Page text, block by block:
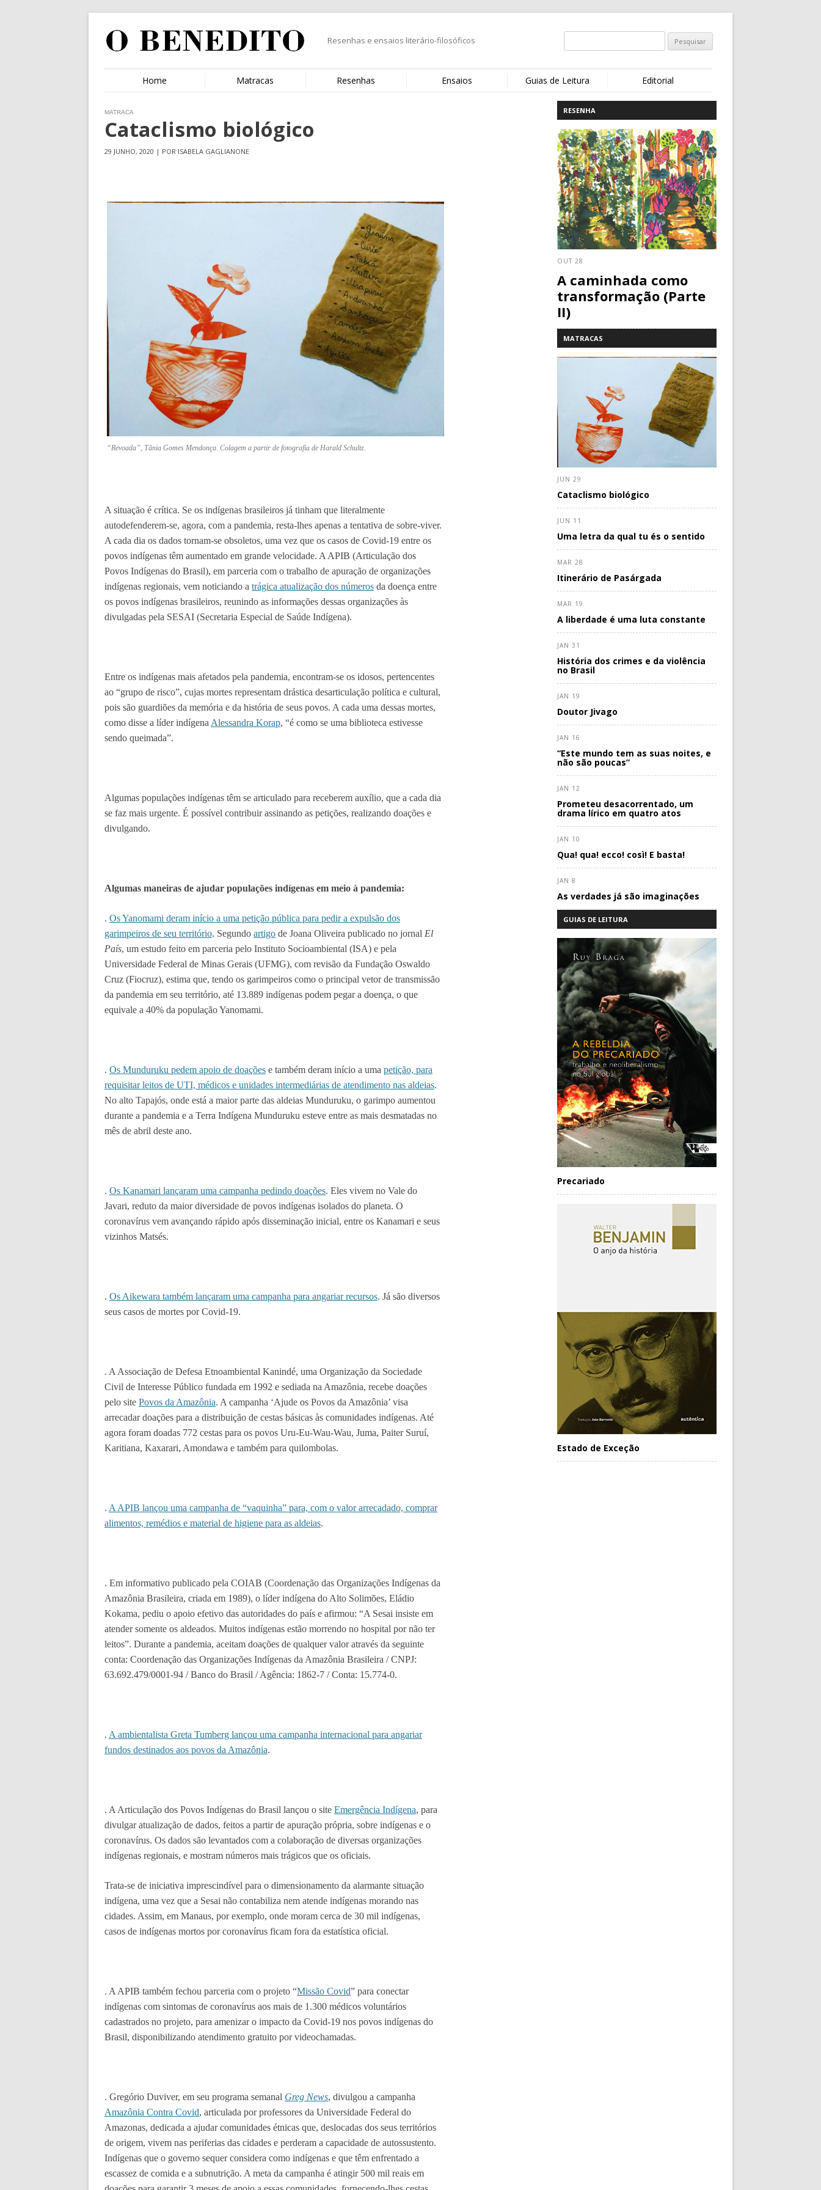
Resenhas e ensaios literário-filosóficos
Home Matracas Resenhas Ensaios Guias de Leitura Editorial
MATRACA
Cataclismo biológico
29 JUNHO, 2020 | POR ISABELA GAGLIANONE
“Revoada”, Tânia Gomes Mendonça. Colagem a partir de fotografia de Harald Schultz.
A situação é crítica. Se os indígenas brasileiros já tinham que literalmente
autodefenderem-se, agora, com a pandemia, resta-lhes apenas a tentativa de sobre-viver.
A cada dia os dados tornam-se obsoletos, uma vez que os casos de Covid-19 entre os
povos indígenas têm aumentado em grande velocidade. A APIB (Articulação dos
Povos Indígenas do Brasil), em parceria com o trabalho de apuração de organizações
indígenas regionais, vem noticiando a trágica atualização dos números da doença entre
os povos indígenas brasileiros, reunindo as informações dessas organizações às
divulgadas pela SESAI (Secretaria Especial de Saúde Indígena).
Entre os indígenas mais afetados pela pandemia, encontram-se os idosos, pertencentes
ao “grupo de risco”, cujas mortes representam drástica desarticulação política e cultural,
pois são guardiões da memória e da história de seus povos. A cada uma dessas mortes,
como disse a líder indígena Alessandra Korap, “é como se uma biblioteca estivesse
sendo queimada”.
Algumas populações indígenas têm se articulado para receberem auxílio, que a cada dia
se faz mais urgente. É possível contribuir assinando as petições, realizando doações e
divulgando.
Algumas maneiras de ajudar populações indígenas em meio à pandemia:
. Os Yanomami deram início a uma petição pública para pedir a expulsão dos
garimpeiros de seu território. Segundo artigo de Joana Oliveira publicado no jornal El
País, um estudo feito em parceria pelo Instituto Socioambiental (ISA) e pela
Universidade Federal de Minas Gerais (UFMG), com revisão da Fundação Oswaldo
Cruz (Fiocruz), estima que, tendo os garimpeiros como o principal vetor de transmissão
da pandemia em seu território, até 13.889 indígenas podem pegar a doença, o que
equivale a 40% da população Yanomami.
. Os Munduruku pedem apoio de doações e também deram início a uma petição, para
requisitar leitos de UTI, médicos e unidades intermediárias de atendimento nas aldeias.
No alto Tapajós, onde está a maior parte das aldeias Munduruku, o garimpo aumentou
durante a pandemia e a Terra Indígena Munduruku esteve entre as mais desmatadas no
mês de abril deste ano.
. Os Kanamari lançaram uma campanha pedindo doações. Eles vivem no Vale do
Javari, reduto da maior diversidade de povos indígenas isolados do planeta. O
coronavírus vem avançando rápido após disseminação inicial, entre os Kanamari e seus
vizinhos Matsés.
. Os Aikewara também lançaram uma campanha para angariar recursos. Já são diversos
seus casos de mortes por Covid-19.
. A Associação de Defesa Etnoambiental Kanindé, uma Organização da Sociedade
Civil de Interesse Público fundada em 1992 e sediada na Amazônia, recebe doações
pelo site Povos da Amazônia. A campanha ‘Ajude os Povos da Amazônia’ visa
arrecadar doações para a distribuição de cestas básicas às comunidades indígenas. Até
agora foram doadas 772 cestas para os povos Uru-Eu-Wau-Wau, Juma, Paiter Suruí,
Karitiana, Kaxarari, Amondawa e também para quilombolas.
. A APIB lançou uma campanha de “vaquinha” para, com o valor arrecadado, comprar
alimentos, remédios e material de higiene para as aldeias.
. Em informativo publicado pela COIAB (Coordenação das Organizações Indígenas da
Amazônia Brasileira, criada em 1989), o líder indígena do Alto Solimões, Eládio
Kokama, pediu o apoio efetivo das autoridades do país e afirmou: “A Sesai insiste em
atender somente os aldeados. Muitos indígenas estão morrendo no hospital por não ter
leitos”. Durante a pandemia, aceitam doações de qualquer valor através da seguinte
conta: Coordenação das Organizações Indígenas da Amazônia Brasileira / CNPJ:
63.692.479/0001-94 / Banco do Brasil / Agência: 1862-7 / Conta: 15.774-0.
. A ambientalista Greta Tumberg lançou uma campanha internacional para angariar
fundos destinados aos povos da Amazônia.
. A Articulação dos Povos Indígenas do Brasil lançou o site Emergência Indígena, para
divulgar atualização de dados, feitos a partir de apuração própria, sobre indígenas e o
coronavírus. Os dados são levantados com a colaboração de diversas organizações
indígenas regionais, e mostram números mais trágicos que os oficiais.
Trata-se de iniciativa imprescindível para o dimensionamento da alarmante situação
indígena, uma vez que a Sesai não contabiliza nem atende indígenas morando nas
cidades. Assim, em Manaus, por exemplo, onde moram cerca de 30 mil indígenas,
casos de indígenas mortos por coronavírus ficam fora da estatística oficial.
. A APIB também fechou parceria com o projeto “Missão Covid” para conectar
indígenas com sintomas de coronavírus aos mais de 1.300 médicos voluntários
cadastrados no projeto, para amenizar o impacto da Covid-19 nos povos indígenas do
Brasil, disponibilizando atendimento gratuito por videochamadas.
. Gregório Duviver, em seu programa semanal Greg News, divulgou a campanha
Amazônia Contra Covid, articulada por professores da Universidade Federal do
Amazonas, dedicada a ajudar comunidades étnicas que, deslocadas dos seus territórios
de origem, vivem nas periferias das cidades e perderam a capacidade de autossustento.
Indígenas que o governo sequer considera como indígenas e que têm enfrentado a
escassez de comida e a subnutrição. A meta da campanha é atingir 500 mil reais em
RESENHA
OUT 28
A caminhada como
transformação (Parte
II)
MATRACAS
JUN 29
Cataclismo biológico
JUN 11
Uma letra da qual tu és o sentido
MAR 28
Itinerário de Pasárgada
MAR 19
A liberdade é uma luta constante
JAN 31
História dos crimes e da violência
no Brasil
JAN 19
Doutor Jivago
JAN 16
“Este mundo tem as suas noites, e
não são poucas”
JAN 12
Prometeu desacorrentado, um
drama lírico em quatro atos
JAN 10
Qua! qua! ecco! così! E basta!
JAN 8
As verdades já são imaginações
GUIAS DE LEITURA
Precariado
Estado de Exceção